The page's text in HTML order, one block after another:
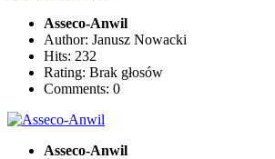
Asseco-Anwil
Author: Janusz Nowacki
Hits: 232
Rating: Brak głosów
Comments: 0
Asseco-Anwil